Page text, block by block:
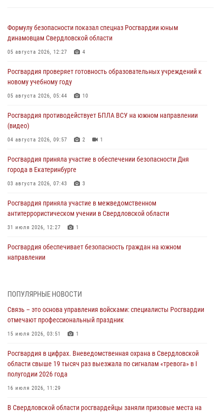
Формулу безопасности показал спецназ Росгвардии юным
динамовцам Свердловской области
05 августа 2026, 12:27 4
Росгвардия проверяет готовность образовательных учреждений к
новому учебному году
05 августа 2026, 05:44 10
Росгвардия противодействует БПЛА ВСУ на южном направлении
(видео)
04 августа 2026, 09:57 2 1
Росгвардия приняла участие в обеспечении безопасности Дня
города в Екатеринбурге
03 августа 2026, 07:43 3
Росгвардия приняла участие в межведомственном
антитеррористическом учении в Свердловской области
31 июля 2026, 12:27 1
Росгвардия обеспечивает безопасность граждан на южном
направлении
Представитель Управления Росгвардии по Свердловской области
«Телекон»
30 июля 2026, 11:33
спартакиады «Динамо» памяти погибшего офицера милиции
Православные священники поддержали росгвардейцев в зоне СВО
ПОПУЛЯРНЫЕ НОВОСТИ
Связь – это основа управления войсками: специалисты Росгвардии
отмечают профессиональный праздник
15 июля 2026, 03:51 1
Росгвардия в цифрах. Вневедомственная охрана в Свердловской
области свыше 19 тысяч раз выезжала по сигналам «тревога» в I
полугодии 2026 года
16 июля 2026, 11:29
В Свердловской области росгвардейцы заняли призовые места на